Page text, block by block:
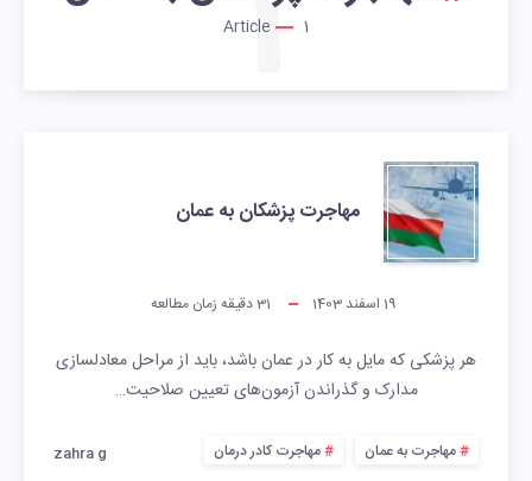
1
مهاجرت پزشکان به عمان
19 اسفند 1403 31دقیقه زمان مطالعه
هر پزشکی که مایل به کار در عمان باشد، باید از مراحل معادلسازی
مدارک و گذراندن آزمون‌های تعیین صلاحیت…
مهاجرت به عمان مهاجرت کادر درمان zahra g